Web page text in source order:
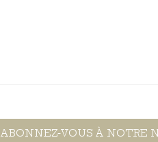
ABONNEZ-VOUS À NOTRE